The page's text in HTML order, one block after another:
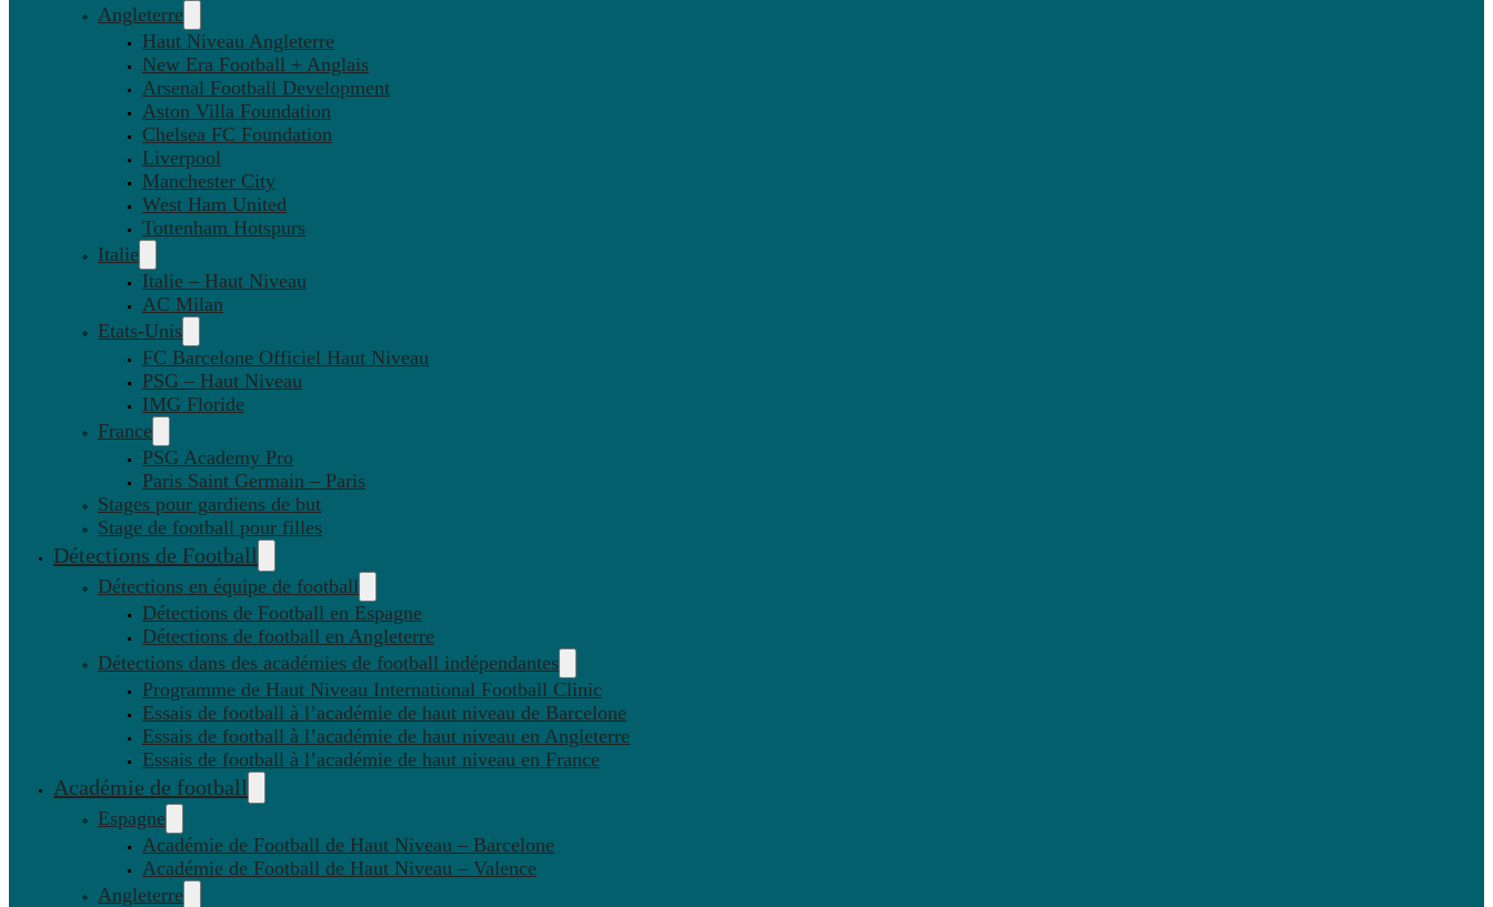
Angleterre
Haut Niveau Angleterre
New Era Football + Anglais
Arsenal Football Development
Aston Villa Foundation
Chelsea FC Foundation
Liverpool
Manchester City
West Ham United
Tottenham Hotspurs
Italie
Italie – Haut Niveau
AC Milan
Etats-Unis
FC Barcelone Officiel Haut Niveau
PSG – Haut Niveau
IMG Floride
France
PSG Academy Pro
Paris Saint Germain – Paris
Stages pour gardiens de but
Stage de football pour filles
Détections de Football
Détections en équipe de football
Détections de Football en Espagne
Détections de football en Angleterre
Détections dans des académies de football indépendantes
Programme de Haut Niveau International Football Clinic
Essais de football à l’académie de haut niveau de Barcelone
Essais de football à l’académie de haut niveau en Angleterre
Essais de football à l’académie de haut niveau en France
Académie de football
Espagne
Académie de Football de Haut Niveau – Barcelone
Académie de Football de Haut Niveau – Valence
Angleterre